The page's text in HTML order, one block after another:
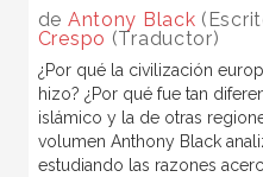
de Antony Black
Crespo (Traductor)
¿Por qué la civilización
hizo? ¿Por qué fue tan
islámico y la de otras
volumen Anthony Black
estudiando las razones